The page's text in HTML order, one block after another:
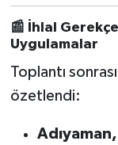
📰
İhlal
Uygulamalar
Toplantı
özetlendi: